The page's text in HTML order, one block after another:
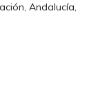
Andalucía,